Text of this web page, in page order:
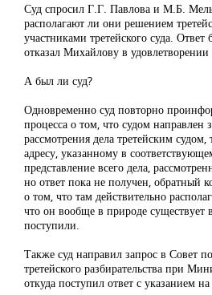
Суд спросил Г.Г. Павлова и М.Б.
располагают ли они решением
участниками третейского суда.
отказал Михайлову в удовлетворении
А был ли суд?
Одновременно суд повторно
процесса о том, что судом направлен
рассмотрения дела третейским
адресу, указанному в
представление всего дела,
но ответ пока не получен, обратный
о том, что там действительно
что он вообще в природе существует
поступили.
Также суд направил запрос в Совет
третейского разбирательства при
откуда поступил ответ с указанием